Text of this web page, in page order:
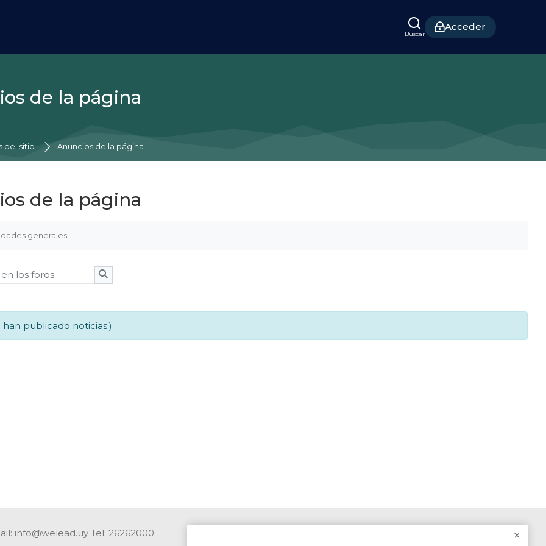
Buscar
Acceder
de la página
del sitio Anuncios de la página
de la página
generales
los foros
Buscar en los foros
han publicado noticias.)
info@welead.uy Tel: 26262000